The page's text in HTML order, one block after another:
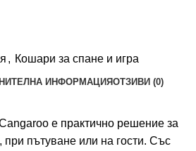
, Кошари за спане и игра
ИНФОРМАЦИЯОТЗИВИ (0)
е практично решение за
при пътуване или на гости. Със